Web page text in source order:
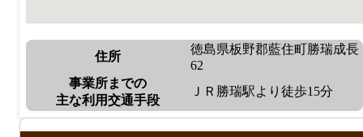
住所
徳島県板野郡藍住町勝瑞成長
62
事業所までの
主な利用交通手段
ＪＲ勝瑞駅より徒歩15分